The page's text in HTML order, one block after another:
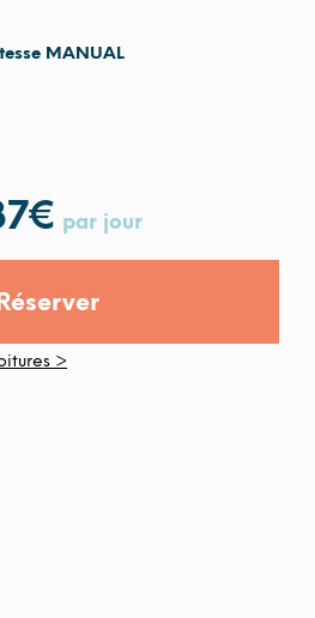
MANUAL
€ par jour
>